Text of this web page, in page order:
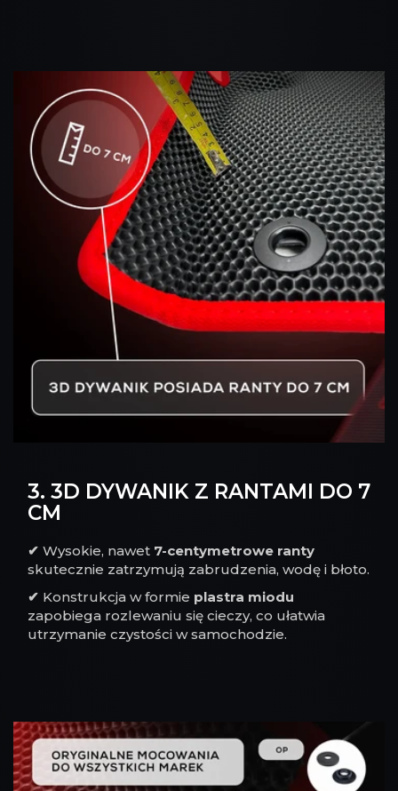
3. 3D DYWANIK Z RANTAMI DO 7
CM
✔ Wysokie, nawet 7-centymetrowe ranty
skutecznie zatrzymują zabrudzenia, wodę i błoto.
✔ Konstrukcja w formie plastra miodu
zapobiega rozlewaniu się cieczy, co ułatwia
utrzymanie czystości w samochodzie.